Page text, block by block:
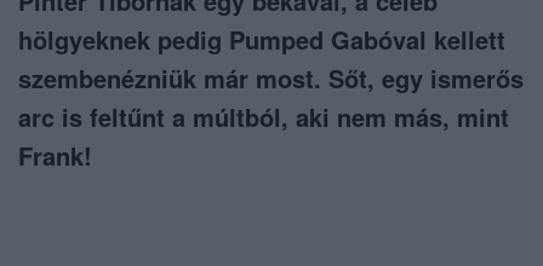
hölgyeknek pedig Pumped Gabóval kellett
szembenézniük már most. Sőt, egy ismerős
arc is feltűnt a múltból, aki nem más, mint
Frank!